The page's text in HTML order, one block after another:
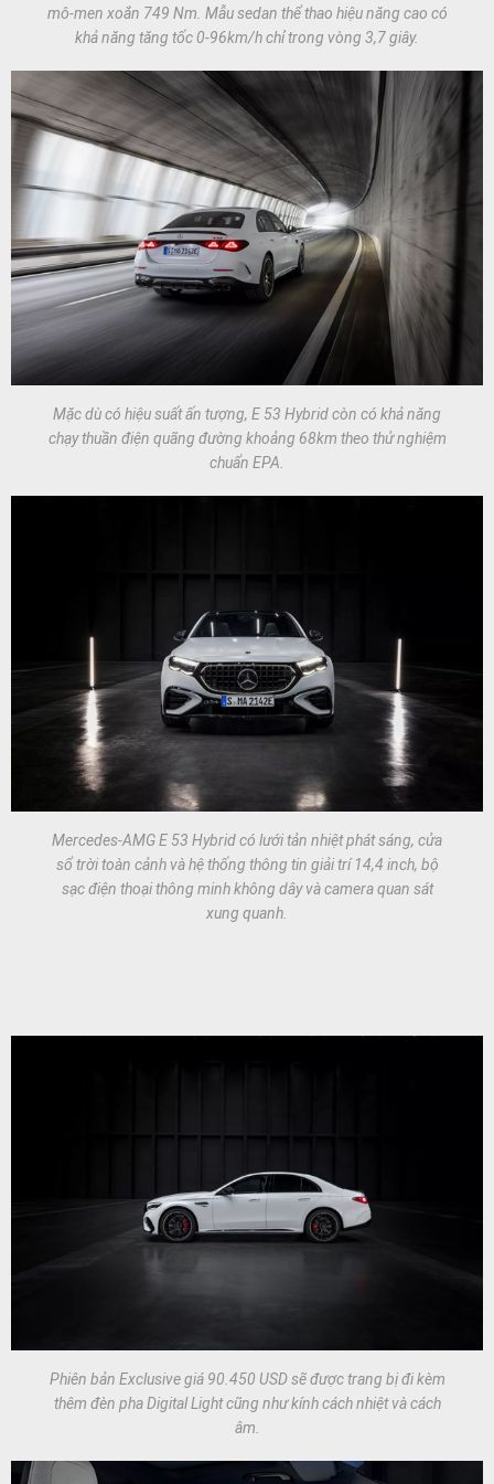
mô-men xoắn 749 Nm. Mẫu sedan thể thao hiệu năng cao có
khả năng tăng tốc 0-96km/h chỉ trong vòng 3,7 giây.
Mặc dù có hiệu suất ấn tượng, E 53 Hybrid còn có khả năng
chạy thuần điện quãng đường khoảng 68km theo thử nghiệm
chuẩn EPA.
Mercedes-AMG E 53 Hybrid có lưới tản nhiệt phát sáng, cửa
sổ trời toàn cảnh và hệ thống thông tin giải trí 14,4 inch, bộ
sạc điện thoại thông minh không dây và camera quan sát
xung quanh.
Phiên bản Exclusive giá 90.450 USD sẽ được trang bị đi kèm
thêm đèn pha Digital Light cũng như kính cách nhiệt và cách
âm.